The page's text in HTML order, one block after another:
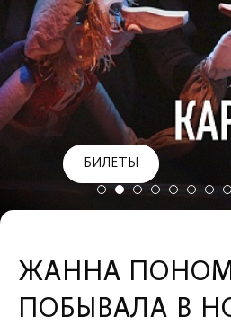
БИЛЕТЫ
ЖАННА
ПОБЫВАЛА В